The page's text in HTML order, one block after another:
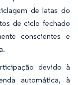
de latas do
de ciclo fechado
conscientes e
devido à
automática, à